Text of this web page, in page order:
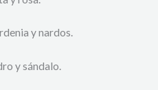
y nardos.
y sándalo.